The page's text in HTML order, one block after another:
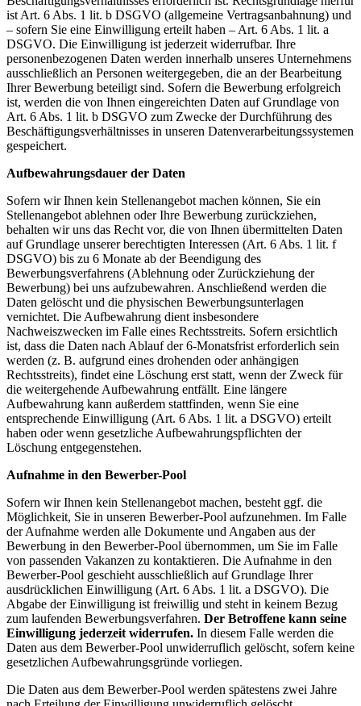
ist Art. 6 Abs. 1 lit. b DSGVO (allgemeine Vertragsanbahnung) und
– sofern Sie eine Einwilligung erteilt haben – Art. 6 Abs. 1 lit. a
DSGVO. Die Einwilligung ist jederzeit widerrufbar. Ihre
personenbezogenen Daten werden innerhalb unseres Unternehmens
ausschließlich an Personen weitergegeben, die an der Bearbeitung
Ihrer Bewerbung beteiligt sind. Sofern die Bewerbung erfolgreich
ist, werden die von Ihnen eingereichten Daten auf Grundlage von
Art. 6 Abs. 1 lit. b DSGVO zum Zwecke der Durchführung des
Beschäftigungsverhältnisses in unseren Datenverarbeitungssystemen
gespeichert.
Aufbewahrungsdauer der Daten
Sofern wir Ihnen kein Stellenangebot machen können, Sie ein
Stellenangebot ablehnen oder Ihre Bewerbung zurückziehen,
behalten wir uns das Recht vor, die von Ihnen übermittelten Daten
auf Grundlage unserer berechtigten Interessen (Art. 6 Abs. 1 lit. f
DSGVO) bis zu 6 Monate ab der Beendigung des
Bewerbungsverfahrens (Ablehnung oder Zurückziehung der
Bewerbung) bei uns aufzubewahren. Anschließend werden die
Daten gelöscht und die physischen Bewerbungsunterlagen
vernichtet. Die Aufbewahrung dient insbesondere
Nachweiszwecken im Falle eines Rechtsstreits. Sofern ersichtlich
ist, dass die Daten nach Ablauf der 6-Monatsfrist erforderlich sein
werden (z. B. aufgrund eines drohenden oder anhängigen
Rechtsstreits), findet eine Löschung erst statt, wenn der Zweck für
die weitergehende Aufbewahrung entfällt. Eine längere
Aufbewahrung kann außerdem stattfinden, wenn Sie eine
entsprechende Einwilligung (Art. 6 Abs. 1 lit. a DSGVO) erteilt
haben oder wenn gesetzliche Aufbewahrungspflichten der
Löschung entgegenstehen.
Aufnahme in den Bewerber-Pool
Sofern wir Ihnen kein Stellenangebot machen, besteht ggf. die
Möglichkeit, Sie in unseren Bewerber-Pool aufzunehmen. Im Falle
der Aufnahme werden alle Dokumente und Angaben aus der
Bewerbung in den Bewerber-Pool übernommen, um Sie im Falle
von passenden Vakanzen zu kontaktieren. Die Aufnahme in den
Bewerber-Pool geschieht ausschließlich auf Grundlage Ihrer
ausdrücklichen Einwilligung (Art. 6 Abs. 1 lit. a DSGVO). Die
Abgabe der Einwilligung ist freiwillig und steht in keinem Bezug
zum laufenden Bewerbungsverfahren. Der Betroffene kann seine
Einwilligung jederzeit widerrufen. In diesem Falle werden die
Daten aus dem Bewerber-Pool unwiderruflich gelöscht, sofern keine
gesetzlichen Aufbewahrungsgründe vorliegen.
Die Daten aus dem Bewerber-Pool werden spätestens zwei Jahre